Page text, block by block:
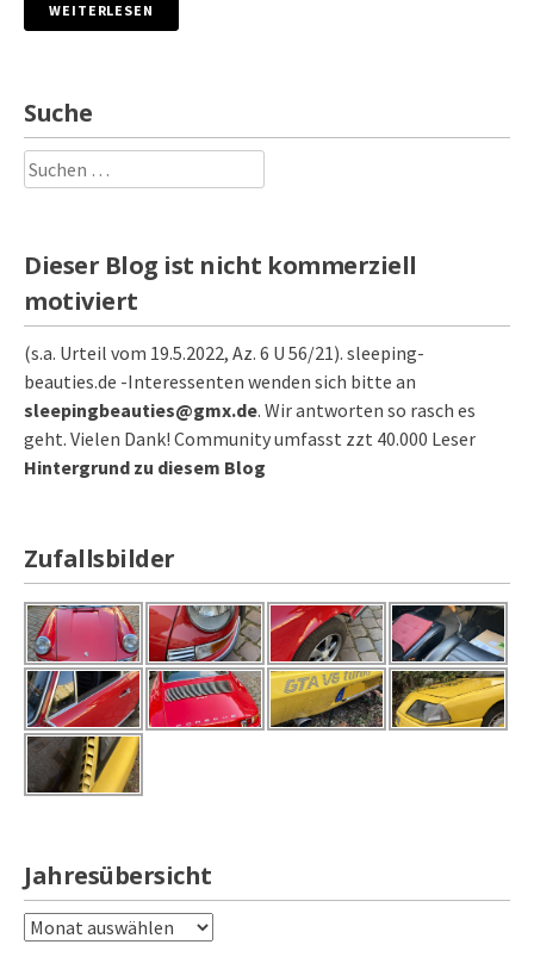
WEITERLESEN
Suche
Suchen
nach:
Dieser Blog ist nicht kommerziell
motiviert
(s.a. Urteil vom 19.5.2022, Az. 6 U 56/21). sleeping-
beauties.de -Interessenten wenden sich bitte an
sleepingbeauties@gmx.de. Wir antworten so rasch es
geht. Vielen Dank! Community umfasst zzt 40.000 Leser
Hintergrund zu diesem Blog
Zufallsbilder
Jahresübersicht
Jahresübersicht